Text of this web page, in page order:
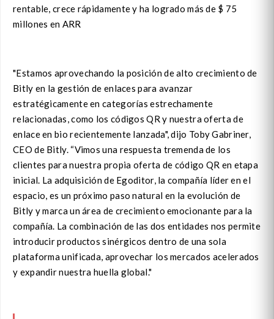
rentable, crece rápidamente y ha logrado más de $ 75
millones en ARR
"Estamos aprovechando la posición de alto crecimiento de
Bitly en la gestión de enlaces para avanzar
estratégicamente en categorías estrechamente
relacionadas, como los códigos QR y nuestra oferta de
enlace en bio recientemente lanzada", dijo Toby Gabriner,
CEO de Bitly. “Vimos una respuesta tremenda de los
clientes para nuestra propia oferta de código QR en etapa
inicial. La adquisición de Egoditor, la compañía líder en el
espacio, es un próximo paso natural en la evolución de
Bitly y marca un área de crecimiento emocionante para la
compañía. La combinación de las dos entidades nos permite
introducir productos sinérgicos dentro de una sola
plataforma unificada, aprovechar los mercados acelerados
y expandir nuestra huella global."